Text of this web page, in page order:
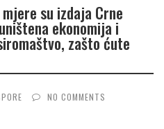
su izdaja Crne
ekonomija i
zašto ćute
NO COMMENTS